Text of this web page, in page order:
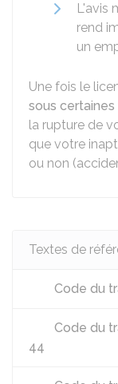
L'avis
rend
un
Une fois le
sous
la rupture de
que votre
ou non
Textes de
Code du
Code du
44